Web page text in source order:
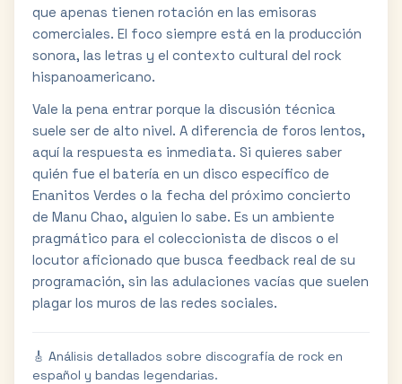
que apenas tienen rotación en las emisoras
comerciales. El foco siempre está en la producción
sonora, las letras y el contexto cultural del rock
hispanoamericano.
Vale la pena entrar porque la discusión técnica
suele ser de alto nivel. A diferencia de foros lentos,
aquí la respuesta es inmediata. Si quieres saber
quién fue el batería en un disco específico de
Enanitos Verdes o la fecha del próximo concierto
de Manu Chao, alguien lo sabe. Es un ambiente
pragmático para el coleccionista de discos o el
locutor aficionado que busca feedback real de su
programación, sin las adulaciones vacías que suelen
plagar los muros de las redes sociales.
🎸 Análisis detallados sobre discografía de rock en
español y bandas legendarias.